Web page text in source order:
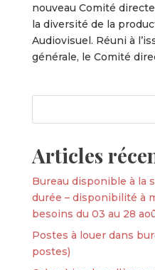
nouveau Comité
la diversité de la
Audiovisuel. Réuni à
générale, le Comité
Articles
Bureau disponible à la
durée – disponibilité à
besoins du 03 au 28
Postes à louer dans
postes)